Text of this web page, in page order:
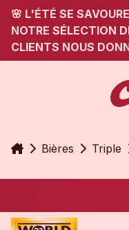
🌸 L'ÉTÉ SE
NOTRE SÉLECTION
CLIENTS NOUS
Accueil
Bières Triple